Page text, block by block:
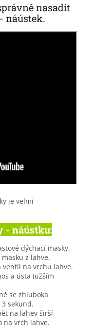
nasadit
náústek.
je velmi
- náústku:
dýchací masky.
z lahve.
ventil na vrchu lahve.
a ústa (užším
se zhluboka
sekund.
na lahev širší
na vrch lahve.